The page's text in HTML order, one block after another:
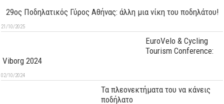
29oς Ποδηλατικός Γύρος Αθήνας: άλλη μια νίκη του ποδηλάτου!
21/10/2025
EuroVelo & Cycling
Tourism Conference:
Viborg 2024
02/10/2024
Τα πλεονεκτήματα του να κάνεις
ποδήλατο